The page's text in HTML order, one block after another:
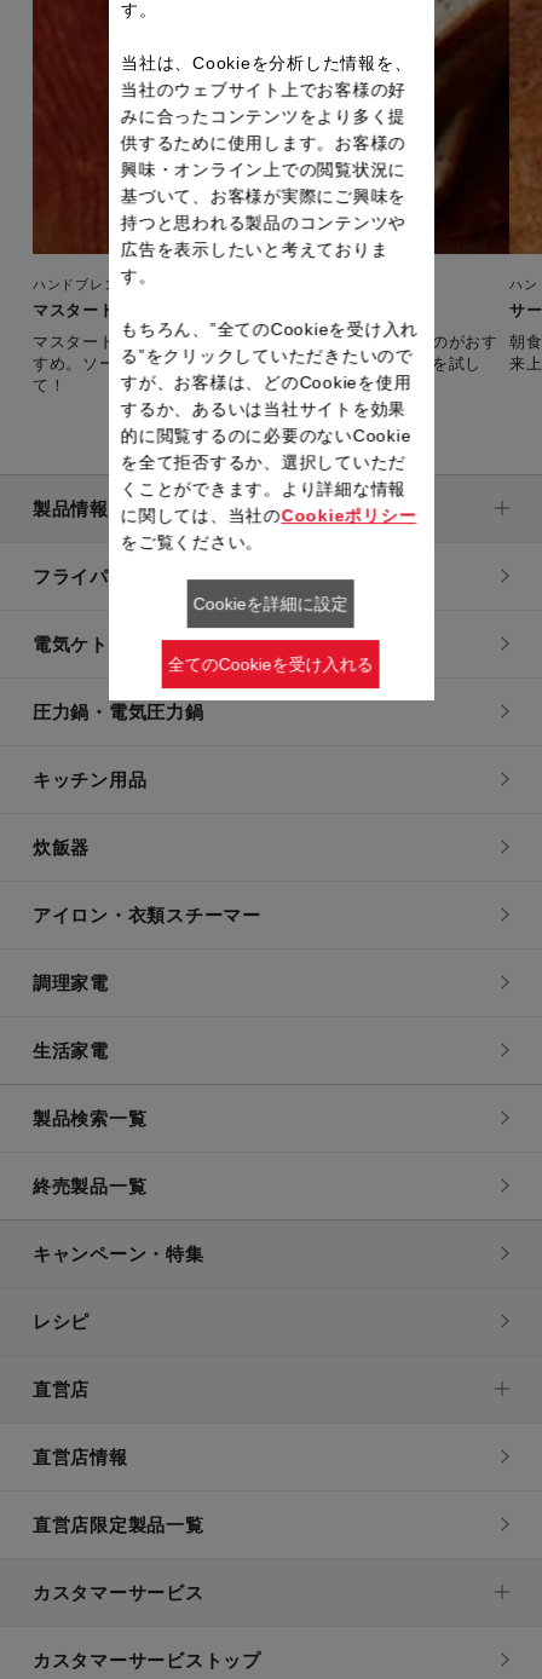
ハンドブレンダー（クリック＆ミックス）
マスタード食パン（ブーランジェリー）
マスタードが香るこのパンは、サンドウィッチにするのがおす
すめ。ソーセージやローストチキンなど、お好みの具を試し
て！
ハン
サ
朝
来
製品情報
フライパン・鍋
電気ケトル
圧力鍋・電気圧力鍋
キッチン用品
炊飯器
アイロン・衣類スチーマー
調理家電
生活家電
製品検索一覧
終売製品一覧
キャンペーン・特集
レシピ
直営店
直営店情報
直営店限定製品一覧
カスタマーサービス
カスタマーサービストップ
す。
当社は、Cookieを分析した情報を、
当社のウェブサイト上でお客様の好
みに合ったコンテンツをより多く提
供するために使用します。お客様の
興味・オンライン上での閲覧状況に
基づいて、お客様が実際にご興味を
持つと思われる製品のコンテンツや
広告を表示したいと考えておりま
す。
もちろん、”全てのCookieを受け入れ
る”をクリックしていただきたいので
すが、お客様は、どのCookieを使用
するか、あるいは当社サイトを効果
的に閲覧するのに必要のないCookie
を全て拒否するか、選択していただ
くことができます。より詳細な情報
に関しては、当社のCookieポリシー
をご覧ください。
Cookieを詳細に設定
全てのCookieを受け入れる